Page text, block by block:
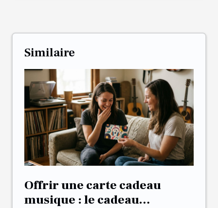
Similaire
Offrir une carte cadeau
musique : le cadeau